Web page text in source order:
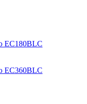
EC180BLC
EC360BLC